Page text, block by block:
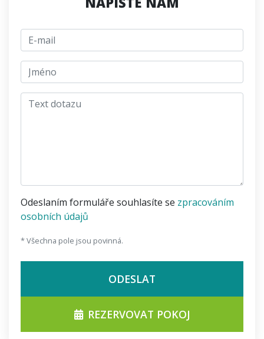
E-mail
jmeno
Text dotazu
Odeslaním formuláře souhlasíte se zpracováním
osobních údajů
* Všechna pole jsou povinná.
ODESLAT
REZERVOVAT POKOJ